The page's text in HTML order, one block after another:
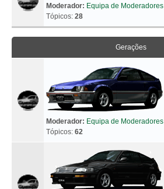
Moderador: Equipa de Moderadores
Tópicos: 28
Gerações
Moderador: Equipa de Moderadores
Tópicos: 62